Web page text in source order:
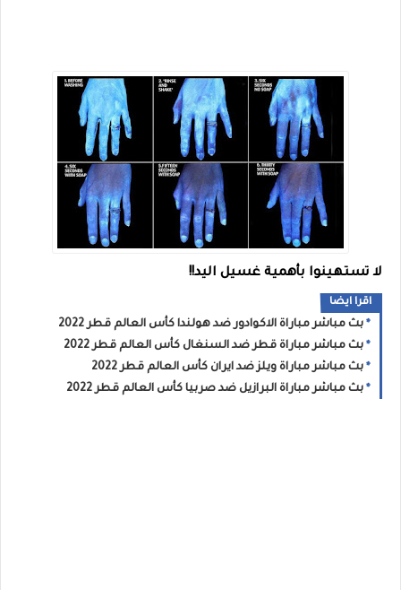
لا تستهينوا بأهمية غسيل اليد!!
اقرا ايضا
بث مباشر مباراة الاكوادور ضد هولندا كأس العالم قطر 2022
بث مباشر مباراة قطر ضد السنغال كأس العالم قطر 2022
بث مباشر مباراة ويلز ضد ايران كأس العالم قطر 2022
بث مباشر مباراة البرازيل ضد صربيا كأس العالم قطر 2022